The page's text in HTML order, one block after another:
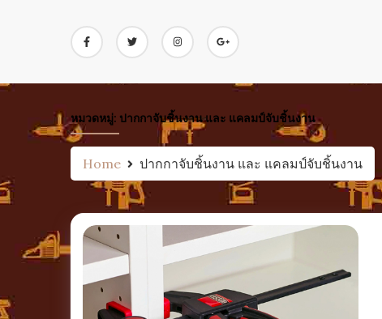
หมวดหมู่: ปากกาจับชิ้นงาน และ แคลมป์จับชิ้นงาน
Home ปากกาจับชิ้นงาน และ แคลมป์จับชิ้นงาน